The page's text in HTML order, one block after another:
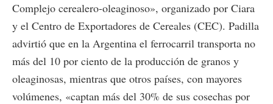
Complejo cerealero-oleaginoso», organizado por Ciara
y el Centro de Exportadores de Cereales (CEC). Padilla
advirtió que en la Argentina el ferrocarril transporta no
más del 10 por ciento de la producción de granos y
oleaginosas, mientras que otros países, con mayores
volúmenes, «captan más del 30% de sus cosechas por